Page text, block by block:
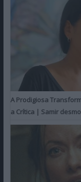
A Prodigiosa
a Crítica | Samir